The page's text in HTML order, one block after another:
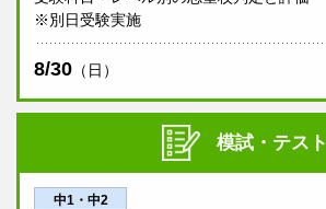
※別日受験実施
8/30 （日）
模試・テスト
中1・中2